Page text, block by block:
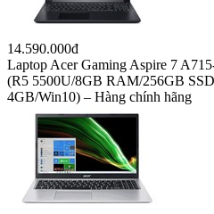
14.590.000đ
Laptop Acer Gaming Aspire 7
(R5 5500U/8GB RAM/256GB
4GB/Win10) – Hàng chính hãng